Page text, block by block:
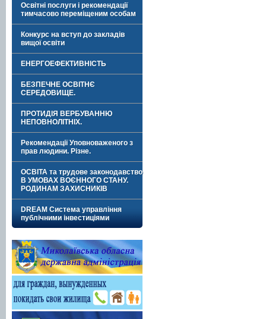
Освітні послуги і рекомендації
тимчасово переміщеним особам
Конкурс на вступ до закладів
вищої освіти
ЕНЕРГОЕФЕКТИВНІСТЬ
БЕЗПЕЧНЕ ОСВІТНЄ
СЕРЕДОВИЩЕ.
ПРОТИДІЯ ВЕРБУВАННЮ
НЕПОВНОЛІТНІХ.
Рекомендації Уповноваженого з
прав людини. Різне.
ОСВІТА та трудове законодавство
В УМОВАХ ВОЄННОГО СТАНУ.
РОДИНАМ ЗАХИСНИКІВ
DREAM Система управління
публічними інвестиціями